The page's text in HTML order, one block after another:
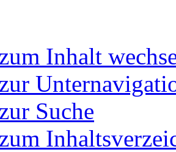
Inhalt
Suche